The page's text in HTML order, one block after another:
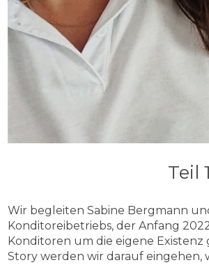
Teil
Wir begleiten Sabine Bergmann
Konditoreibetriebs, der Anfang
Konditoren um die eigene
Story werden wir darauf